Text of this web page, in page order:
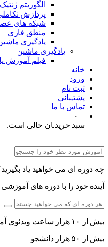
الگوریتم ژنتیک
پردازش
شبکه های
منطق فازی
یادگیری
یادگیری ماشین
فیلم آموزش
خانه
ورود
ثبت نام
پشتیبانی
تماس با ما
۰
سبد خریدتان خالی است.
چه دوره ای می خواهید یاد
آینده خود را با دوره های
بیش از ۱۰ هزار ساعت ویدئوی آموزشی
بیش از ۵۰ هزار دانشجو